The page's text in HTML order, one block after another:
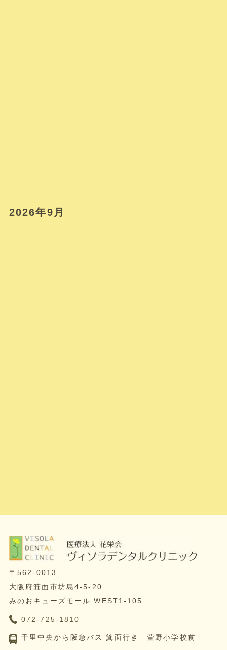
2026年9月
〒562-0013
大阪府箕面市坊島4-5-20
みのおキューズモール WEST1-105
072-725-1810
千里中央から阪急バス 箕面行き 萱野小学校前